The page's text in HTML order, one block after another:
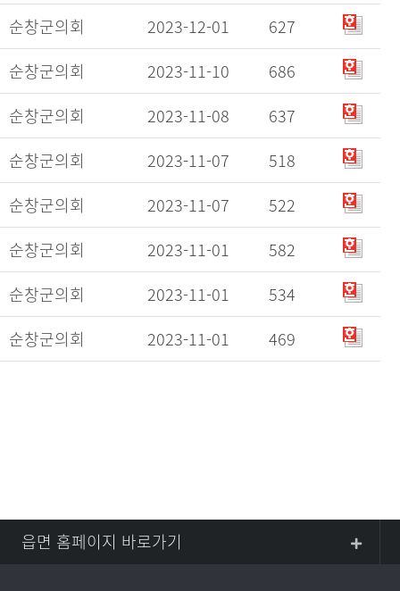
순창군의회
2023-12-01
627
순창군의회
2023-11-10
686
순창군의회
2023-11-08
637
순창군의회
2023-11-07
518
순창군의회
2023-11-07
522
순창군의회
2023-11-01
582
순창군의회
2023-11-01
534
순창군의회
2023-11-01 469
읍면 홈페이지 바로가기